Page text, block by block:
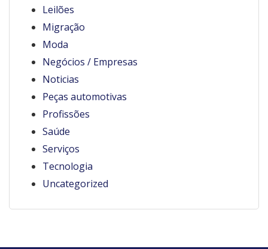
Leilões
Migração
Moda
Negócios / Empresas
Noticias
Peças automotivas
Profissões
Saúde
Serviços
Tecnologia
Uncategorized